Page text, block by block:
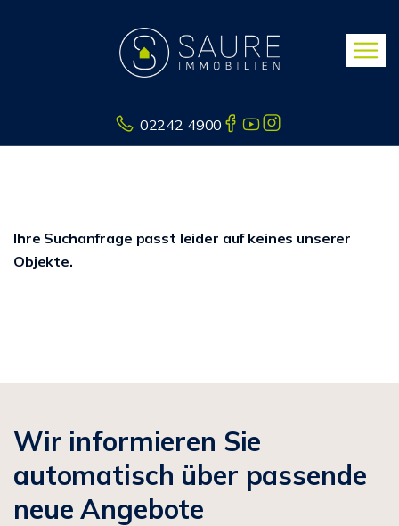
02242 4900
Ihre Suchanfrage passt leider auf keines unserer
Objekte.
Wir informieren Sie
automatisch über passende
neue Angebote